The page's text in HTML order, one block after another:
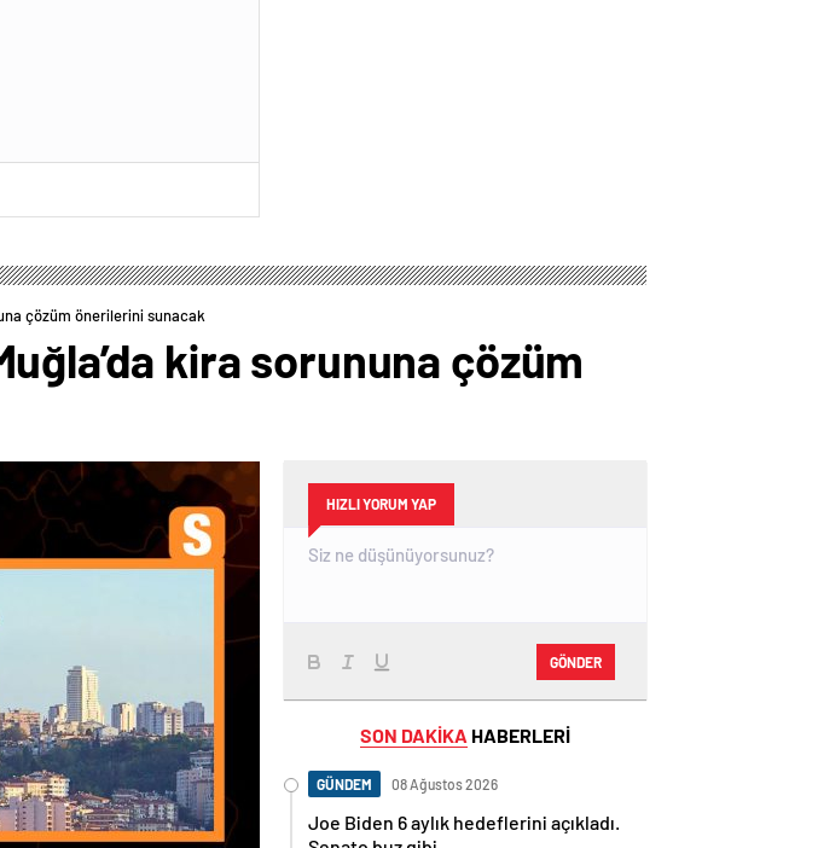
çözüm önerilerini sunacak
kira sorununa çözüm
HIZLI YORUM YAP
GÖNDER
SON DAKİKA HABERLERİ
GÜNDEM 08 Ağustos 2026
Joe Biden 6 aylık hedeflerini açıkladı.